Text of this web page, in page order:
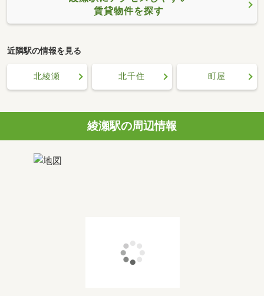
賃貸物件を探す
近隣駅の情報を見る
北綾瀬 北千住 町屋
綾瀬駅の周辺情報